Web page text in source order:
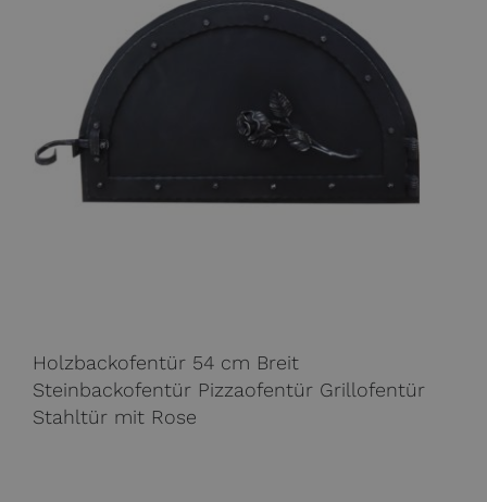
Holzbackofentür 54 cm Breit
Steinbackofentür Pizzaofentür Grillofentür
Stahltür mit Rose